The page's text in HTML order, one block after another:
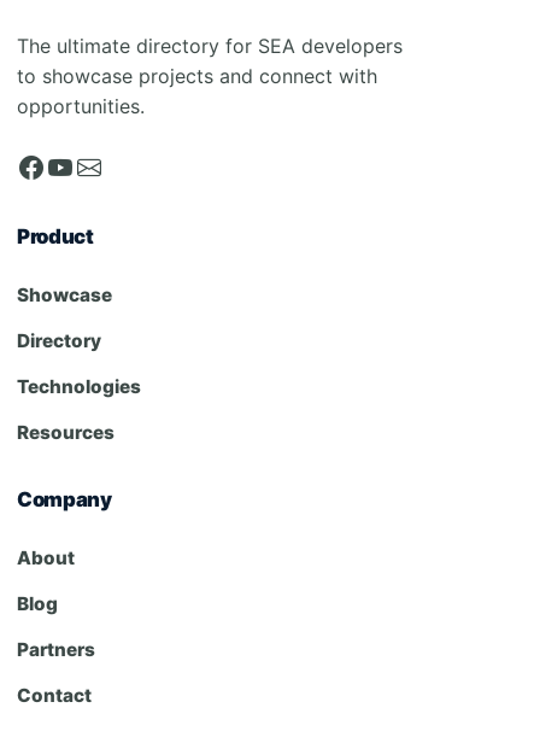
The ultimate directory for SEA developers
to showcase projects and connect with
opportunities.
Product
Showcase
Directory
Technologies
Resources
Company
About
Blog
Partners
Contact